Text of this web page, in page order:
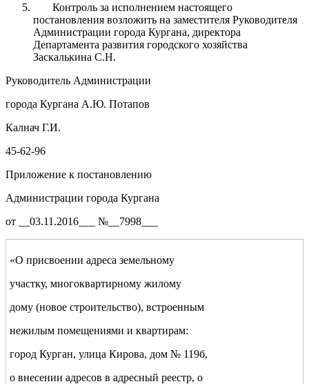
Контроль за исполнением настоящего
постановления возложить на заместителя Руководителя
Администрации города Кургана, директора
Департамента развития городского хозяйства
Заскалькина С.Н.
Руководитель Администрации
города Кургана А.Ю. Потапов
Калнач Г.И.
45-62-96
Приложение к постановлению
Администрации города Кургана
от __03.11.2016___ №__7998___
«О присвоении адреса земельному
участку, многоквартирному жилому
дому (новое строительство), встроенным
нежилым помещениями и квартирам:
город Курган, улица Кирова, дом № 119б,
о внесении адресов в адресный реестр, о